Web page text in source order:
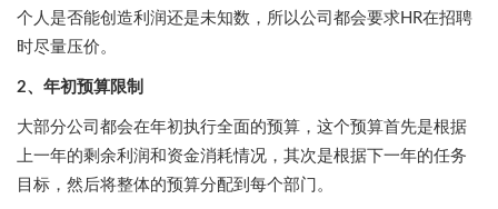
个人是否能创造利润还是未知数，所以公司都会要求HR在招聘
时尽量压价。
2、年初预算限制
大部分公司都会在年初执行全面的预算，这个预算首先是根据
上一年的剩余利润和资金消耗情况，其次是根据下一年的任务
目标，然后将整体的预算分配到每个部门。